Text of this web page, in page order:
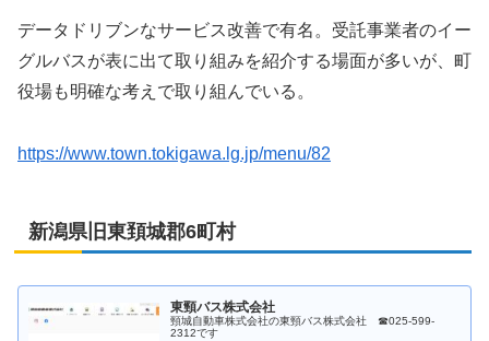
データドリブンなサービス改善で有名。受託事業者のイー
グルバスが表に出て取り組みを紹介する場面が多いが、町
役場も明確な考えで取り組んでいる。
https://www.town.tokigawa.lg.jp/menu/82
新潟県旧東頚城郡6町村
東頸バス株式会社
頸城自動車株式会社の東頸バス株式会社 ☎025-599-
2312です